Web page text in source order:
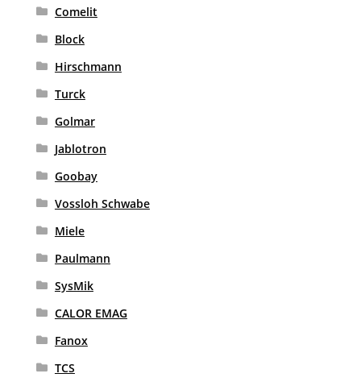
Comelit
Block
Hirschmann
Turck
Golmar
Jablotron
Goobay
Vossloh Schwabe
Miele
Paulmann
SysMik
CALOR EMAG
Fanox
TCS